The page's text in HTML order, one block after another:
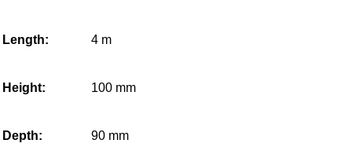
Length: 4 m
Height: 100 mm
Depth: 90 mm